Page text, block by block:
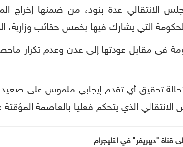
الانتقالي عدة بنود، من ضمنها إخراج
التي يشارك فيها بخمس حقائب وزارية،
في مقابل عودتها إلى عدن وعدم تكرار
تحقيق أي تقدم إيجابي ملموس على
الذي يتحكم فعليا بالعاصمة المؤقتة
قناة "ديبريفر" في التليجرام